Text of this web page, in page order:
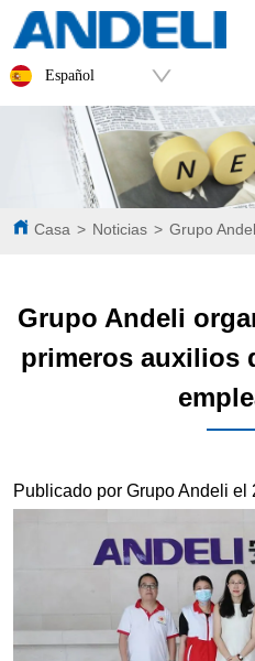
Español
Casa > Noticias > Grupo
Grupo Andeli
primeros auxilios